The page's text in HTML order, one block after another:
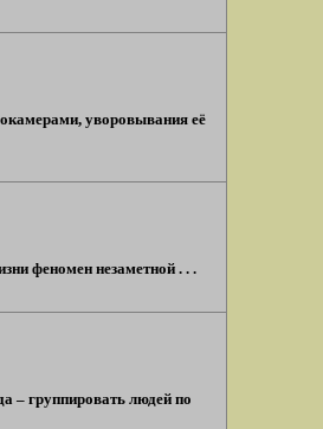
уворовывания её
феномен незаметной . . .
– группировать людей по